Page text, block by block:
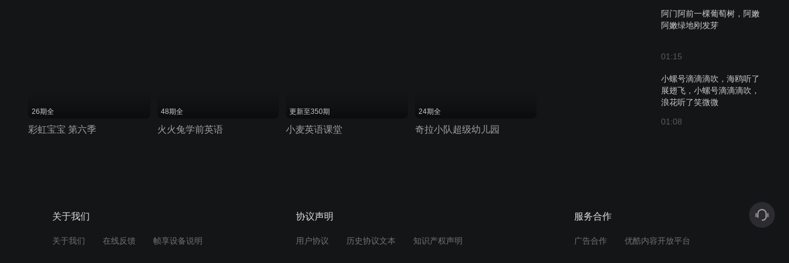
阿门阿前一棵葡萄树，阿嫩
阿嫩绿地刚发芽
01:15
小螺号滴滴滴吹，海鸥听了
展翅飞，小螺号滴滴滴吹，
浪花听了笑微微
01:08
夜夜想起妈妈的话，闪闪的
26期全
彩虹宝宝 第六季
48期全
火火兔学前英语
更新至350期
小麦英语课堂
24期全
奇拉小队超级幼儿园
关于我们
关于我们 在线反馈 帧享设备说明
协议声明
用户协议 历史协议文本 知识产权声明
服务合作
广告合作 优酷内容开放平台